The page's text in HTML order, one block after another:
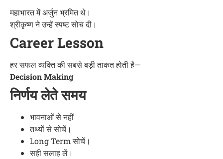
महाभारत में अर्जुन भ्रमित थे।
श्रीकृष्ण ने उन्हें स्पष्ट सोच दी।
Career Lesson
हर सफल व्यक्ति की सबसे बड़ी ताकत होती है—
Decision Making
निर्णय लेते समय
भावनाओं से नहीं
तथ्यों से सोचें।
Long Term सोचें।
सही सलाह लें।